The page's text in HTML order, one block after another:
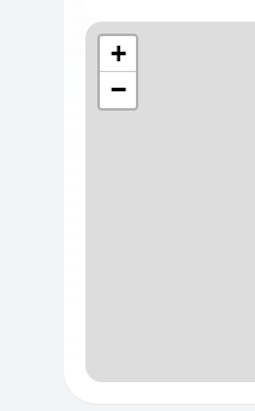
+
−